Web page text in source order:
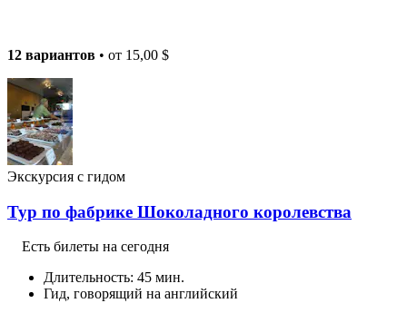
12 вариантов • от 15,00 $
Экскурсия с гидом
Тур по фабрике Шоколадного королевства
Есть билеты на сегодня
Длительность: 45 мин.
Гид, говорящий на английский